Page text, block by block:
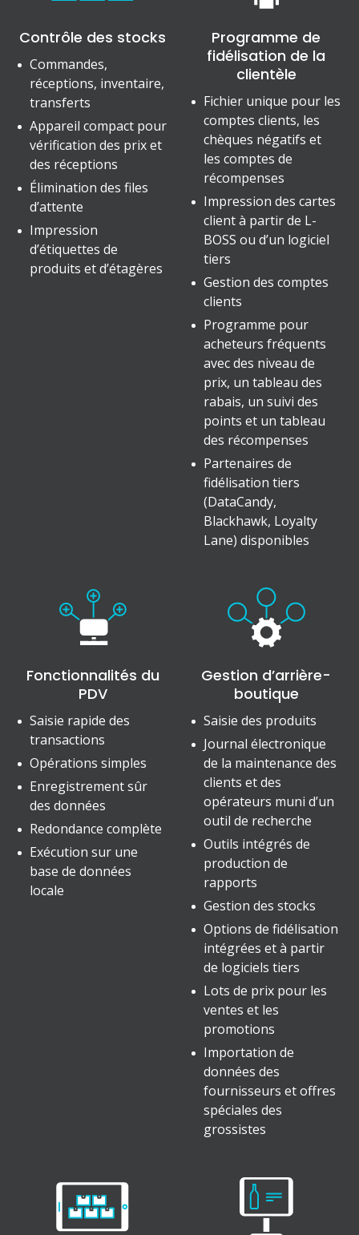
Contrôle des stocks
Commandes,
réceptions, inventaire,
transferts
Appareil compact pour
vérification des prix et
des réceptions
Élimination des files
d’attente
Impression
d’étiquettes de
produits et d’étagères
Programme de
fidélisation de la
clientèle
Fichier unique pour les
comptes clients, les
chèques négatifs et
les comptes de
récompenses
Impression des cartes
client à partir de L-
BOSS ou d’un logiciel
tiers
Gestion des comptes
clients
Programme pour
acheteurs fréquents
avec des niveau de
prix, un tableau des
rabais, un suivi des
points et un tableau
des récompenses
Partenaires de
fidélisation tiers
(DataCandy,
Blackhawk, Loyalty
Lane) disponibles
Fonctionnalités du
PDV
Saisie rapide des
transactions
Opérations simples
Enregistrement sûr
des données
Redondance complète
Exécution sur une
base de données
locale
Gestion d’arrière-
boutique
Saisie des produits
Journal électronique
de la maintenance des
clients et des
opérateurs muni d’un
outil de recherche
Outils intégrés de
production de
rapports
Gestion des stocks
Options de fidélisation
intégrées et à partir
de logiciels tiers
Lots de prix pour les
ventes et les
promotions
Importation de
données des
fournisseurs et offres
spéciales des
grossistes